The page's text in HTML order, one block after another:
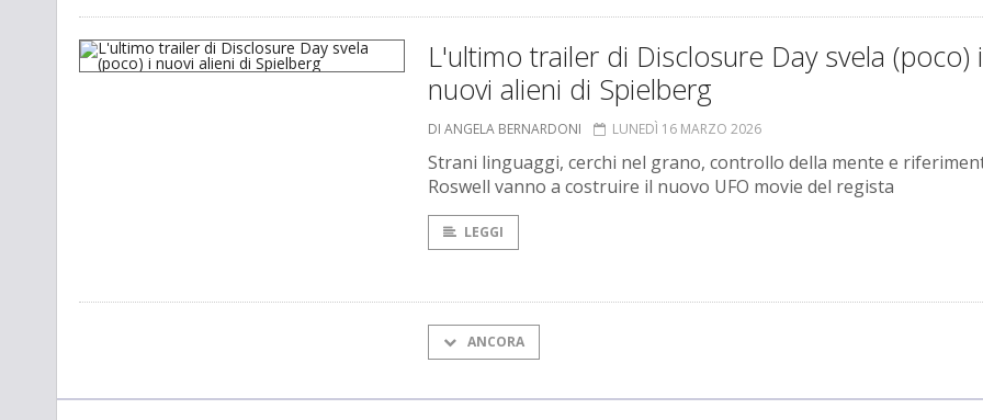
L'ultimo trailer di Disclosure Day svela (poco) i
nuovi alieni di Spielberg
DI ANGELA BERNARDONI LUNEDÌ 16 MARZO 2026
Strani linguaggi, cerchi nel grano, controllo della mente e
Roswell vanno a costruire il nuovo UFO movie del regista
LEGGI
ANCORA